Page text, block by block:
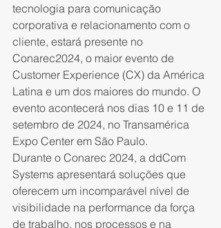
tecnologia para comunicação
corporativa e relacionamento com o
cliente, estará presente no
Conarec2024, o maior evento de
Customer Experience (CX) da América
Latina e um dos maiores do mundo. O
evento acontecerá nos dias 10 e 11 de
setembro de 2024, no Transamérica
Expo Center em São Paulo.
Durante o Conarec 2024, a ddCom
Systems apresentará soluções que
oferecem um incomparável nível de
visibilidade na performance da força
de trabalho, nos processos e na